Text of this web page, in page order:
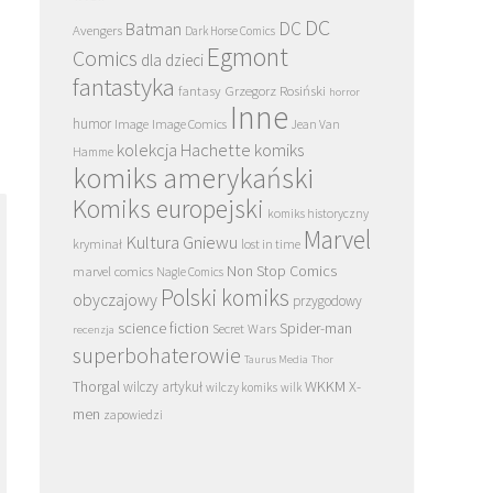
Avengers Batman Dark Horse Comics DC DC
Comics dla dzieci Egmont
fantastyka fantasy Grzegorz Rosiński horror
humor Image Image Comics Inne Jean Van
Hamme kolekcja Hachette komiks
komiks amerykański
Komiks europejski komiks historyczny
kryminał Kultura Gniewu lost in time Marvel
marvel comics Nagle Comics Non Stop Comics
obyczajowy Polski komiks przygodowy
recenzja science fiction Secret Wars Spider-man
superbohaterowie Taurus Media Thor
Thorgalwilczy artykuł wilczy komiks wilk WKKM X-
men zapowiedzi